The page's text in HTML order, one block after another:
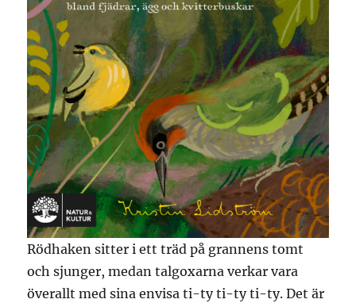
Rödhaken sitter i ett träd på grannens tomt
och sjunger, medan talgoxarna verkar vara
överallt med sina envisa ti-ty ti-ty ti-ty. Det är